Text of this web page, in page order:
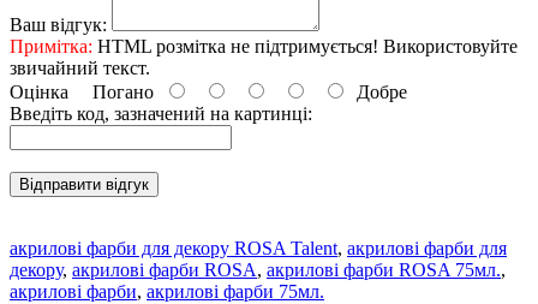
Ваш відгук:
Примітка: HTML розмітка не підтримується! Використовуйте
звичайний текст.
Оцінка Погано
Добре
Введіть код, зазначений на картинці:
Відправити відгук
акрилові фарби для декору ROSA Talent, акрилові фарби для
декору, акрилові фарби ROSA, акрилові фарби ROSA 75мл.,
акрилові фарби, акрилові фарби 75мл.